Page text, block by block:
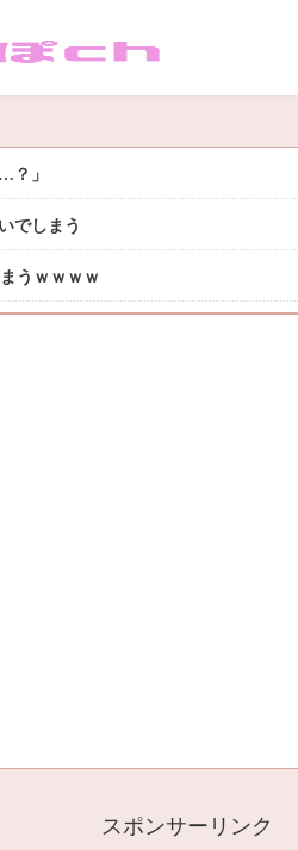
？」
でしまう
うｗｗｗｗ
スポンサーリンク